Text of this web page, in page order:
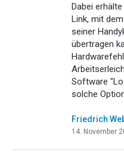
Dabei
Link, mit
seiner
übertragen
Software
solche
Friedrich
14. November